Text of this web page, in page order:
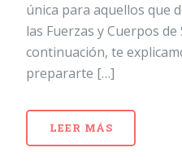
única para aquellos que
las Fuerzas y Cuerpos
continuación, te
prepararte […]
LEER MÁS